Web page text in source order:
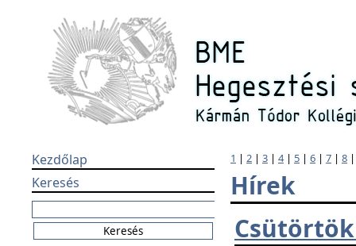
Kezdőlap
Keresés
1 | 2 | 3 | 4| 5 | 6 | 7 | 8
Hírek